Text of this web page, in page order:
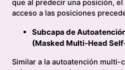
que al predecir una posición,
acceso a las posiciones
Subcapa de
(Masked Multi-Head
Similar a la autoatención multi-